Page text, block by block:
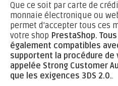
Que ce soit par carte de
monnaie électronique ou
permet d'accepter tous ces
votre shop PrestaShop.
également compatibles
supportent la procédure de
appelée Strong Customer
que les exigences 3DS 2.0..